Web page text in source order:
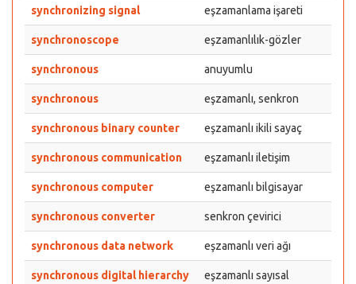
synchronizing signal eşzamanlama işareti
synchronoscope eşzamanlılık-gözler
synchronous anuyumlu
synchronous eşzamanlı, senkron
synchronous binary counter eşzamanlı ikili sayaç
synchronous communication eşzamanlı iletişim
synchronous computer eşzamanlı bilgisayar
synchronous converter senkron çevirici
synchronous data network eşzamanlı veri ağı
synchronous digital hierarchy
eşzamanlı sayısal